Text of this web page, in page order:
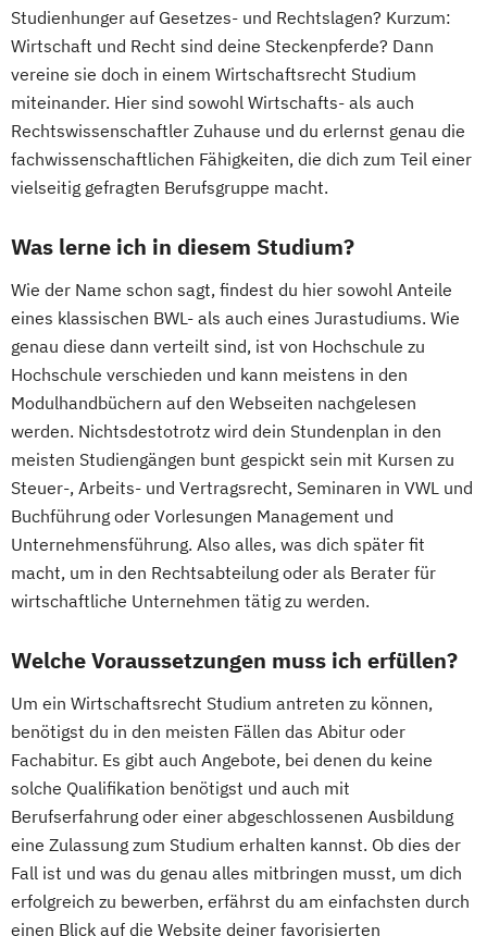
Studienhunger auf Gesetzes- und Rechtslagen? Kurzum:
Wirtschaft und Recht sind deine Steckenpferde? Dann
vereine sie doch in einem Wirtschaftsrecht Studium
miteinander. Hier sind sowohl Wirtschafts- als auch
Rechtswissenschaftler Zuhause und du erlernst genau die
fachwissenschaftlichen Fähigkeiten, die dich zum Teil einer
vielseitig gefragten Berufsgruppe macht.
Was lerne ich in diesem Studium?
Wie der Name schon sagt, findest du hier sowohl Anteile
eines klassischen BWL- als auch eines Jurastudiums. Wie
genau diese dann verteilt sind, ist von Hochschule zu
Hochschule verschieden und kann meistens in den
Modulhandbüchern auf den Webseiten nachgelesen
werden. Nichtsdestotrotz wird dein Stundenplan in den
meisten Studiengängen bunt gespickt sein mit Kursen zu
Steuer-, Arbeits- und Vertragsrecht, Seminaren in VWL und
Buchführung oder Vorlesungen Management und
Unternehmensführung. Also alles, was dich später fit
macht, um in den Rechtsabteilung oder als Berater für
wirtschaftliche Unternehmen tätig zu werden.
Welche Voraussetzungen muss ich erfüllen?
Um ein Wirtschaftsrecht Studium antreten zu können,
benötigst du in den meisten Fällen das Abitur oder
Fachabitur. Es gibt auch Angebote, bei denen du keine
solche Qualifikation benötigst und auch mit
Berufserfahrung oder einer abgeschlossenen Ausbildung
eine Zulassung zum Studium erhalten kannst. Ob dies der
Fall ist und was du genau alles mitbringen musst, um dich
erfolgreich zu bewerben, erfährst du am einfachsten durch
einen Blick auf die Website deiner favorisierten